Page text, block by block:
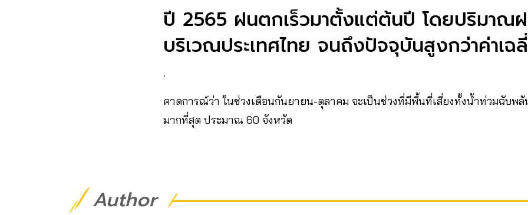
ปี 2565 ฝนตกเร็วมาตั้งแต่ต้นปี โดยปริมาณ
บริเวณประเทศไทย จนถึงปัจจุบันสูงกว่าค่าเฉ
.
คาดการณ์ว่า ในช่วงเดือนกันยายน-ตุลาคม จะเป็นช่วงที่มีพื้นที่เสี่ยงทั้งน้ำท่วมฉับพ
มากที่สุด ประมาณ 60 จังหวัด
Author